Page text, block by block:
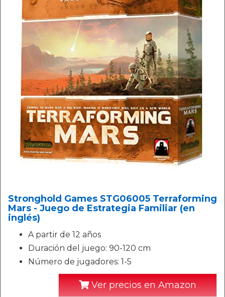
Stronghold Games STG06005 Terraforming
Mars - Juego de Estrategia Familiar (en
inglés)
A partir de 12 años
Duración del juego: 90-120 cm
Número de jugadores: 1-5
Ver precios en Amazon